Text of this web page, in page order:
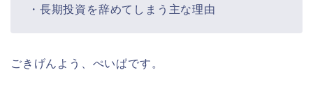
・長期投資を辞めてしまう主な理由
ごきげんよう、ぺいぱです。